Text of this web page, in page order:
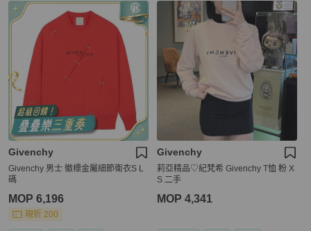
Givenchy
Givenchy 男士 徽標金屬細節衛衣S L
碼
MOP 6,196
現折 200
Givenchy
莉亞精品♡紀梵希 Givenchy T恤 粉 X
S 二手
MOP 4,341